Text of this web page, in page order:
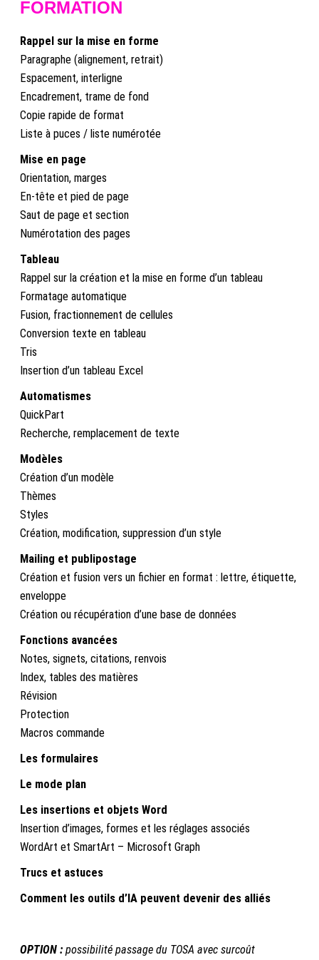
FORMATION
Rappel sur la mise en forme
Paragraphe (alignement, retrait)
Espacement, interligne
Encadrement, trame de fond
Copie rapide de format
Liste à puces / liste numérotée
Mise en page
Orientation, marges
En-tête et pied de page
Saut de page et section
Numérotation des pages
Tableau
Rappel sur la création et la mise en forme d’un tableau
Formatage automatique
Fusion, fractionnement de cellules
Conversion texte en tableau
Tris
Insertion d’un tableau Excel
Automatismes
QuickPart
Recherche, remplacement de texte
Modèles
Création d’un modèle
Thèmes
Styles
Création, modification, suppression d’un style
Mailing et publipostage
Création et fusion vers un fichier en format : lettre, étiquette,
enveloppe
Création ou récupération d’une base de données
Fonctions avancées
Notes, signets, citations, renvois
Index, tables des matières
Révision
Protection
Macros commande
Les formulaires
Le mode plan
Les insertions et objets Word
Insertion d’images, formes et les réglages associés
WordArt et SmartArt – Microsoft Graph
Trucs et astuces
Comment les outils d’IA peuvent devenir des alliés
OPTION : possibilité passage du TOSA avec surcoût